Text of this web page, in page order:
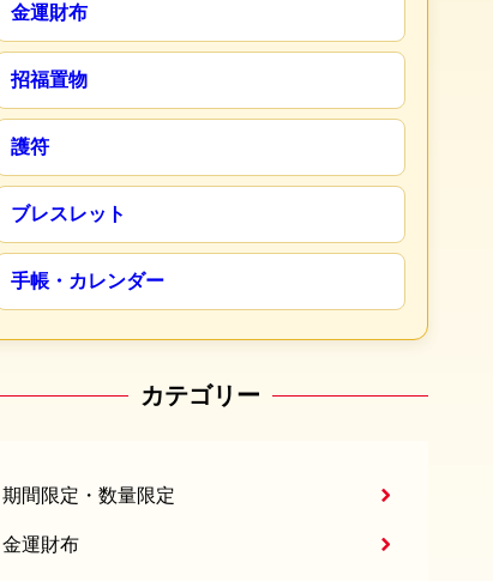
金運財布
招福置物
護符
ブレスレット
手帳・カレンダー
カテゴリー
期間限定・数量限定
金運財布